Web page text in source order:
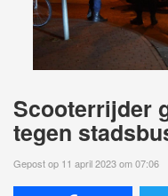
Scooterrijder
tegen
Gepost op 11 april 2023 om 07:06